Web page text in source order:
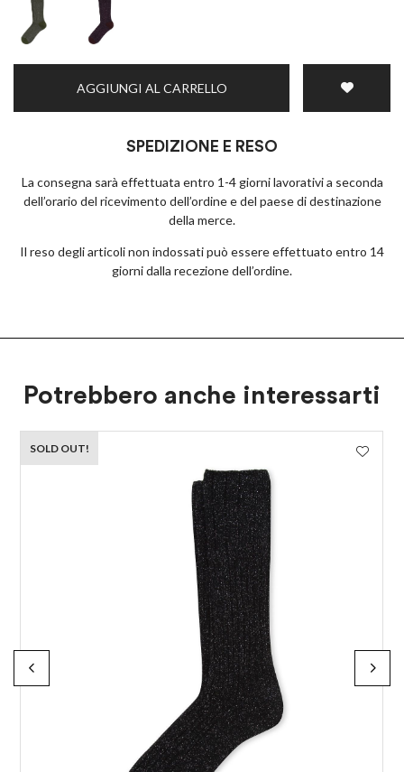
AGGIUNGI AL CARRELLO
SPEDIZIONE E RESO
La consegna sarà effettuata entro 1-4 giorni lavorativi a seconda
dell’orario del ricevimento dell’ordine e del paese di destinazione
della merce.
Il reso degli articoli non indossati può essere effettuato entro 14
giorni dalla recezione dell’ordine.
Potrebbero anche interessarti
SOLD OUT!